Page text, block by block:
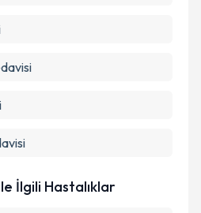
İlgili Hastalıklar